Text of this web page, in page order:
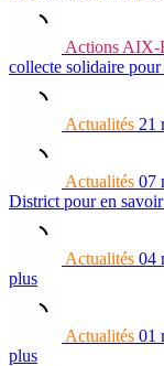
Actions AIX-
collecte solidaire
Actualités 21
Actualités 07
District pour en
Actualités 04
plus
Actualités 01
plus